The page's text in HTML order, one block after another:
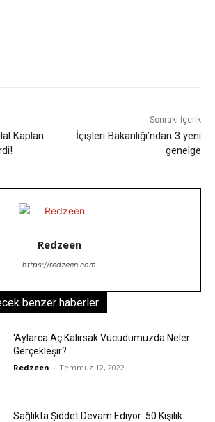
Kaplan
Sonraki İçerik
İçişleri Bakanlığı’ndan 3 yeni
genelge
Redzeen
https://redzeen.com
benzer haberler
‘Aylarca Aç Kalırsak Vücudumuzda Neler
Gerçekleşir?
Redzeen - Temmuz 12, 2022
Sağlıkta Şiddet Devam Ediyor: 50 Kişilik